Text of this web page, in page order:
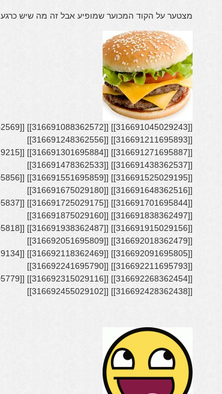
מצטער על הקוד המכוער שמופיע אבל זה מה שיש כרגע
[[316691211695893]] [[316691248362556]]
[[316691438362537]] [[316691478362533]]
[[316691648362516]] [[316691675029180]]
[[316691838362497]] [[316691875029160]]
[[316692018362479]] [[316692051695809]]
[[316692211695793]] [[316692241695790]]
[[316692428362438]] [[316692455029102]]